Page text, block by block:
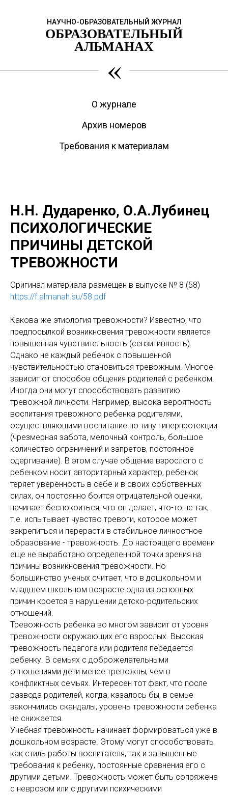
НАУЧНО-ОБРАЗОВАТЕЛЬНЫЙ ЖУРНАЛ
ОБРАЗОВАТЕЛЬНЫЙ
АЛЬМАНАХ
«
О журнале
Архив номеров
Требования к материалам
Н.Н. Дударенко, О.А.Лубинец
ПСИХОЛОГИЧЕСКИЕ
ПРИЧИНЫ ДЕТСКОЙ
ТРЕВОЖНОСТИ
Оригинaл материала размещен в выпуске № 8 (58)
https://f.almanah.su/58.pdf
Какова же этиология тревожности? Известно, что
предпосылкой возникновения тревожности является
повышенная чувствительность (сензитивность).
Однако не каждый ребенок с повышенной
чувствительностью становиться тревожным. Многое
зависит от способов общения родителей с ребенком.
Иногда они могут способствовать развитию
тревожной личности. Например, высока вероятность
воспитания тревожного ребенка родителями,
осуществляющими воспитание по типу гиперпротекции
(чрезмерная забота, мелочный контроль, большое
количество ограничений и запретов, постоянное
одергивание). В этом случае общение взрослого с
ребенком носит авторитарный характер, ребенок
теряет уверенность в себе и в своих собственных
силах, он постоянно боится отрицательной оценки,
начинает беспокоиться, что он делает, что-то не так,
т.е. испытывает чувство тревоги, которое может
закрепиться и перерасти в стабильное личностное
образование - тревожность. До настоящего времени
еще не выработано определенной точки зрения на
причины возникновения тревожности. Но
большинство ученых считает, что в дошкольном и
младшем школьном возрасте одна из основных
причин кроется в нарушении детско-родительских
отношений.
Тревожность ребенка во многом зависит от уровня
тревожности окружающих его взрослых. Высокая
тревожность педагога или родителя передается
ребенку. В семьях с доброжелательными
отношениями дети менее тревожны, чем в
конфликтных семьях. Интересен тот факт, что после
развода родителей, когда, казалось бы, в семье
закончились скандалы, уровень тревожности ребенка
не снижается.
Учебная тревожность начинает формироваться уже в
дошкольном возрасте. Этому могут способствовать
как стиль работы воспитателя, так и завышенные
требования к ребенку, постоянные сравнения его с
другими детьми. Тревожность может быть сопряжена
с неврозом или с другими психическими